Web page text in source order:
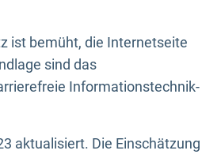
ist bemüht, die Internetseite
sind das
Informationstechnik-
aktualisiert. Die Einschätzung